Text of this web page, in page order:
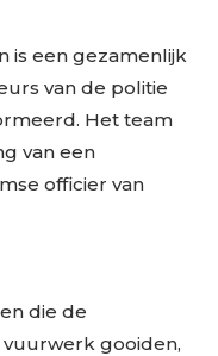
is een gezamenlijk
van de politie
Het team
van een
officier van
die de
gooiden,